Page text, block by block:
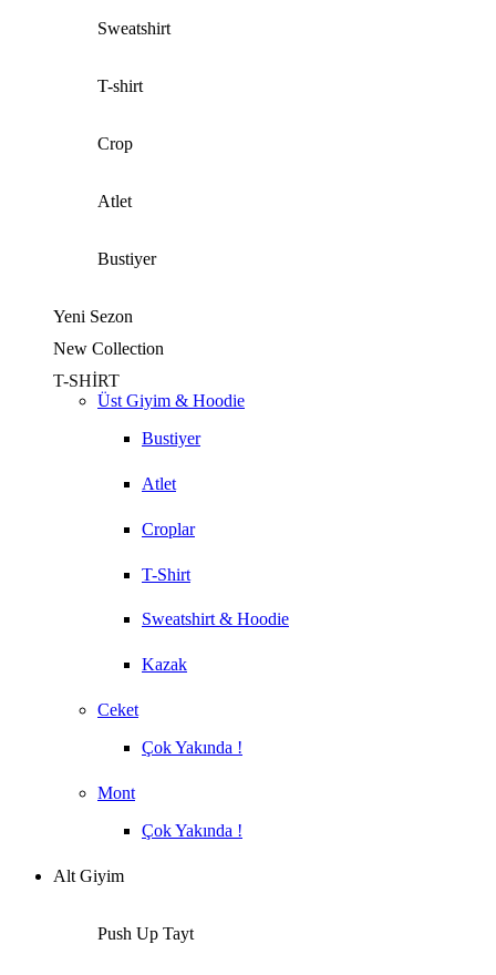
Sweatshirt
T-shirt
Crop
Atlet
Bustiyer
Yeni Sezon
New Collection
T-SHİRT
Üst Giyim & Hoodie
Bustiyer
Atlet
Croplar
T-Shirt
Sweatshirt & Hoodie
Kazak
Ceket
Çok Yakında !
Mont
Çok Yakında !
Alt Giyim
Push Up Tayt